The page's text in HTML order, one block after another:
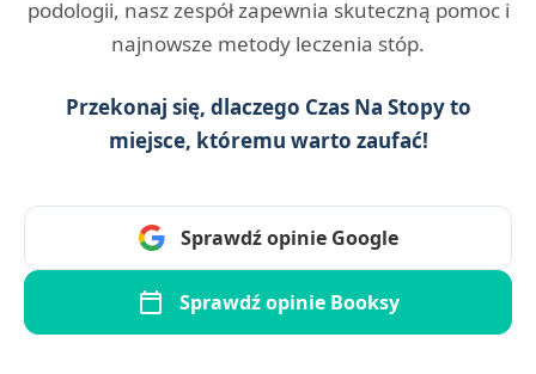
podologii, nasz zespół zapewnia skuteczną pomoc i
najnowsze metody leczenia stóp.
Przekonaj się, dlaczego Czas Na Stopy to
miejsce, któremu warto zaufać!
Sprawdź opinie Google
Sprawdź opinie Booksy